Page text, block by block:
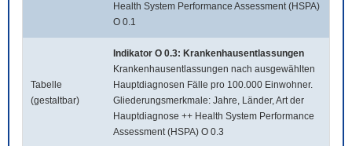
Health System Performance Assessment (HSPA)
O 0.1
Tabelle
(gestaltbar)
Indikator O 0.3: Krankenhausentlassungen
Krankenhausentlassungen nach ausgewählten
Hauptdiagnosen Fälle pro 100.000 Einwohner.
Gliederungsmerkmale: Jahre, Länder, Art der
Hauptdiagnose ++ Health System Performance
Assessment (HSPA) O 0.3